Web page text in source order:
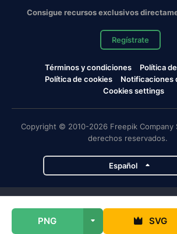
PNG SVG
Consigue recursos exclusivos
Regístrate
Términos y condiciones
Política
Política de cookies
Notificaciones
Cookies settings
Copyright © 2010-2026 Freepik Company
derechos reservados.
Español